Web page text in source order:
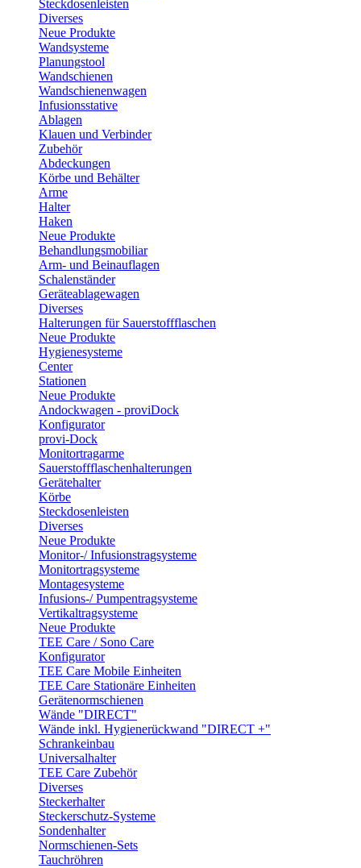
Steckdosenleisten
Diverses
Neue Produkte
Wandsysteme
Planungstool
Wandschienen
Wandschienenwagen
Infusionsstative
Ablagen
Klauen und Verbinder
Zubehör
Abdeckungen
Körbe und Behälter
Arme
Halter
Haken
Neue Produkte
Behandlungsmobiliar
Arm- und Beinauflagen
Schalenständer
Geräteablagewagen
Diverses
Halterungen für Sauerstoffflaschen
Neue Produkte
Hygienesysteme
Center
Stationen
Neue Produkte
Andockwagen - proviDock
Konfigurator
provi-Dock
Monitortragarme
Sauerstoffflaschenhalterungen
Gerätehalter
Körbe
Steckdosenleisten
Diverses
Neue Produkte
Monitor-/ Infusionstragsysteme
Monitortragsysteme
Montagesysteme
Infusions-/ Pumpentragsysteme
Vertikaltragsysteme
Neue Produkte
TEE Care / Sono Care
Konfigurator
TEE Care Mobile Einheiten
TEE Care Stationäre Einheiten
Gerätenormschienen
Wände "DIRECT"
Wände inkl. Hygienerückwand "DIRECT +"
Schrankeinbau
Universalhalter
TEE Care Zubehör
Diverses
Steckerhalter
Steckerschutz-Systeme
Sondenhalter
Normschienen-Sets
Tauchröhren